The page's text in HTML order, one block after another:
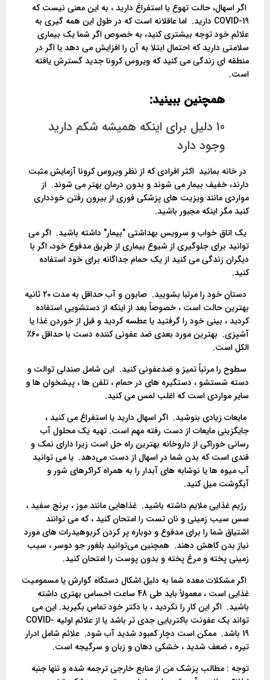
اگر اسهال، حالت تهوع یا استفراغ دارید ، به این معنی نیست که
COVID-19 دارید. اما عاقلانه است که در طول این همه گیری به
علائم خود توجه بیشتری کنید، به خصوص اگر شما یک بیماری
سلامتی دارید که احتمال ابتلا به آن را افزایش می دهد یا اگر در
منطقه ای زندگی می کنید که ویروس کرونا جدید گسترش یافته
است.
همچنین ببینید:
10 دلیل برای اینکه همیشه شکم دارید
وجود دارد
در خانه بمانید اکثر افرادی که از نظر ویروس کرونا آزمایش مثبت
دارند، خفیف بیمار می شوند و بدون درمان بهتر می شوند. از
مواردی مانند ویزیت های پزشکی فوری از بیرون رفتن خودداری
کنید مگر اینکه مجبور باشید.
یک اتاق خواب و سرویس بهداشتی "بیمار" داشته باشید. اگر می
توانید برای جلوگیری از شیوع بیماری از طریق مدفوع خود، اگر با
دیگران زندگی می کنید از یک حمام جداگانه برای خود استفاده
کنید.
دستان خود را مرتبا بشویید. صابون و آب حداقل به مدت 20 ثانیه
بهترین حالت است ، خصوصاً بعد از اینکه از دستشویی استفاده
کردید ، بینی خود را گرفتید یا عطسه کردید و قبل از خوردن غذا یا
آشپزی. بهترین مورد بعدی ضد عفونی کننده دست با حداقل 60٪
الکل است.
سطوح را مرتباً تمیز و ضدعفونی کنید. این شامل صندلی توالت و
دسته شستشو ، دستگیره های در حمام ، تلفن ها ، پیشخوان ها و
سایر مواردی است که اغلب لمس می کنید.
مایعات زیادی بنوشید. اگر اسهال دارید یا استفراغ می کنید ،
جایگزینی مایعات از دست رفته مهم است. تهیه یک محلول آب
رسانی خوراکی از داروخانه بهترین راه حل است زیرا دارای نمک و
قندی است که بدن شما در اسهال از دست می‌دهد. یا می توانید
آب میوه ها یا نوشابه های آبدار را به همراه کراکرهای شور و
آبگوشت میل کنید.
رژیم غذایی ملایم داشته باشید. غذاهایی مانند موز ، برنج سفید ،
سس سیب زمینی و نان تست را امتحان کنید ، که می توانند
اشتیاق شما را برای مدفوع و دوباره پر کردن کربوهیدرات های مورد
نیاز بدن کاهش دهند. همچنین می‌توانید بلغور جو دوسر ، سیب
زمینی پخته و مرغ پخته و بدون پوست را امتحان کنید.
اگر مشکلات معده شما به دلیل اشکال دستگاه گوارش یا مسمومیت
غذایی است ، معمولاً باید طی 48 ساعت احساس بهتری داشته
باشید. اگر این کار را نکردید ، با دکتر خود تماس بگیرید. این می
تواند یک عفونت باکتریایی جدی تر باشد یا از علائم اولیه COVID-
19 باشد. ممکن است دچار کمبود شدید آب شود. علائم شامل ادرار
تیره ، ضعف شدید ، خشکی دهان و زبان و سرگیجه است.
توجه : مطالب پزشک من از منابع خارجی ترجمه شده و تنها جنبه